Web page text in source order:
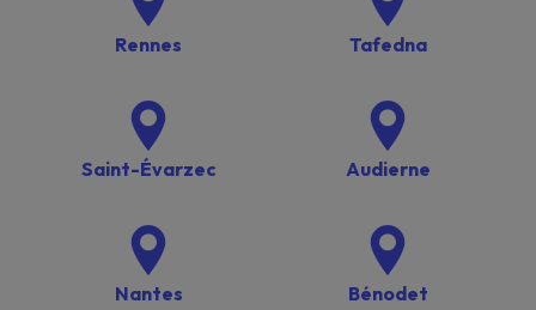
Rennes Tafedna
Saint-Évarzec Audierne
Nantes Bénodet